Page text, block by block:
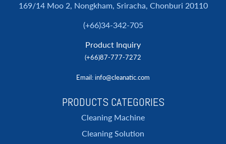
169/14 Moo 2, Nongkham, Sriracha, Chonburi 20110
(+66)34-342-705
Product Inquiry
(+66)87-777-7272
Email: info@cleanatic.com
PRODUCTS CATEGORIES
Cleaning Machine
Cleaning Solution